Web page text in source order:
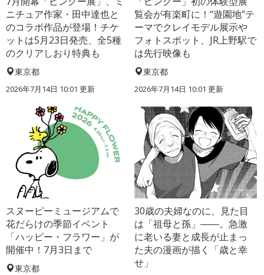
ニチュア作家・田中達也と
のコラボ作品が登場！チケ
ットは5月23日発売、全5種
のクリアしおり特典も
東京都
2026年7月14日 10:01 更新
覧会が有楽町に！“遊園地”テ
ーマでクレイモデル展示や
フォトスポット、JR上野駅で
は先行映像も
東京都
2026年7月14日 10:01 更新
スヌーピーミュージアムで
花だらけの季節イベント
「ハッピー・フラワー」が
開催中！7月3日まで
東京都
30歳の夫婦なのに、見た目
は「祖母と孫」――。急激
に老いる妻と成長が止まっ
た夫の漫画が描く「歳と幸
せ」